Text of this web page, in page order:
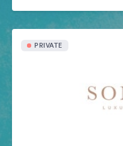
PRIVATE